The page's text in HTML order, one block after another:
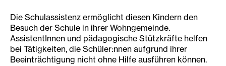
Die Schulassistenz ermöglicht diesen Kindern den
Besuch der Schule in ihrer Wohngemeinde.
AssistentInnen und pädagogische Stützkräfte helfen
bei Tätigkeiten, die Schüler:nnen aufgrund ihrer
Beeinträchtigung nicht ohne Hilfe ausführen können.